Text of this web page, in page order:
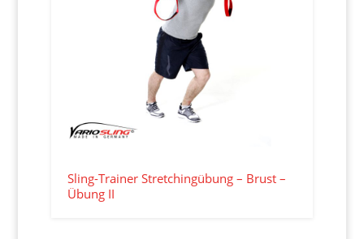
Sling-Trainer Stretchingübung – Brust –
Übung II